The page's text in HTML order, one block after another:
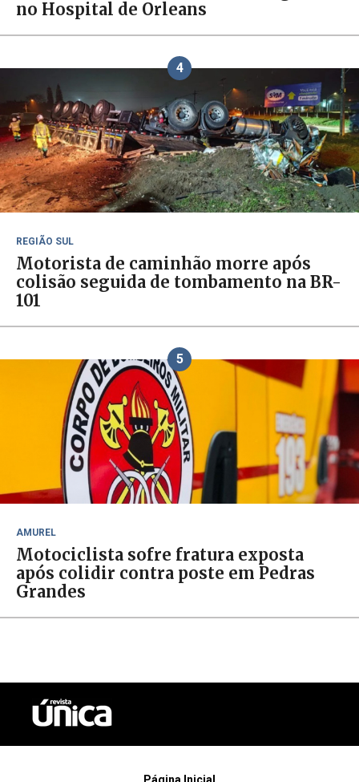
no Hospital de Orleans
4
REGIÃO SUL
Motorista de caminhão morre após
colisão seguida de tombamento na BR-
101
5
AMUREL
Motociclista sofre fratura exposta
após colidir contra poste em Pedras
Grandes